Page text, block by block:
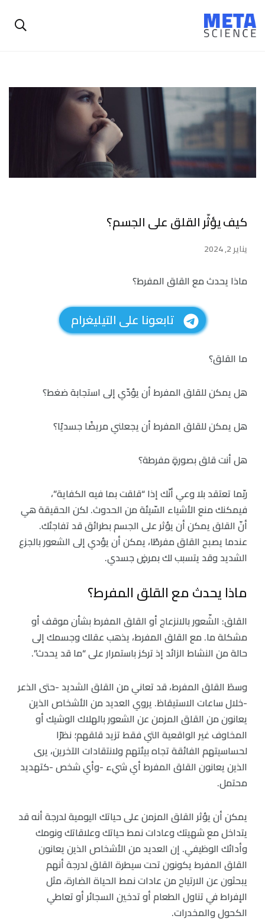
كيف يؤثّر القلق على الجسم؟
يناير 2, 2024
ماذا يحدث مع القلق المفرط؟
تابعونا على التيليغرام
ما القلق؟
هل يمكن للقلق المفرط أن يؤدّي إلى استجابة ضغط؟
هل يمكن للقلق المفرط أن يجعلني مريضًا جسديًا؟
هل أنت قلق بصورةٍ مفرطة؟
ربّما تعتقد بلا وعي أنّك إذا “قلقت بما فيه الكفاية”،
فيمكنك منع الأشياء السّيئة من الحدوث. لكن الحقيقة هي
أنّ القلق يمكن أن يؤثر على الجسم بطرائق قد تفاجئك.
عندما يصبح القلق مفرطًا، يمكن أن يؤدي إلى الشعور بالجزع
الشديد وقد يتسبب لك بمرضٍ جسدي.
ماذا يحدث مع القلق المفرط؟
القلق: الشّعور بالانزعاج أو القلق المفرط بشأن موقف أو
مشكلة ما. مع القلق المفرط، يذهب عقلك وجسمك إلى
حالة من النشاط الزائد إذ تركز باستمرار على “ما قد يحدث”.
وسطَ القلق المفرط، قد تعاني من القلق الشديد -حتى الذعر
-خلال ساعات الاستيقاظ. يروي العديد من الأشخاص الذين
يعانون من القلق المزمن عن الشعور بالهلاك الوشيك أو
المخاوف غير الواقعية التي فقط تزيد قلقهم؛ نظرًا
لحساسيتهم الفائقة تجاه بيئتهم ولانتقادات الآخرين، يرى
الذين يعانون القلق المفرط أي شيء -وأي شخص -كتهديد
محتمل.
يمكن أن يؤثر القلق المزمن على حياتك اليومية لدرجة أنه قد
يتداخل مع شهيتك وعادات نمط حياتك وعلاقاتك ونومك
وأدائك الوظيفي. إن العديد من الأشخاص الذين يعانون
القلق المفرط يكونون تحت سيطرة القلق لدرجة أنهم
يبحثون عن الارتياح من عادات نمط الحياة الضارة، مثل
الإفراط في تناول الطعام أو تدخين السجائر أو تعاطي
الكحول والمخدرات.